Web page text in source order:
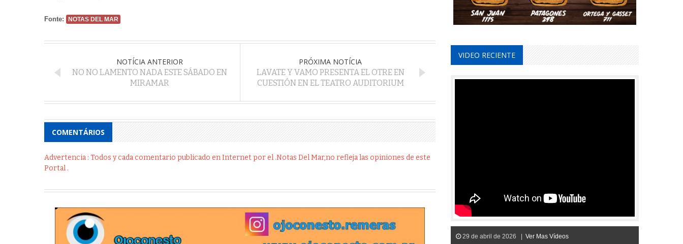
Fonte: NOTAS DEL MAR
NOTÍCIA ANTERIOR
NO NO LAMENTO NADA ESTE SÁBADO EN
MIRAMAR
PRÓXIMA NOTÍCIA
LAVATE Y VAMO PRESENTA EL OTRE EN
CUESTIÓN EN EL TEATRO AUDITORIUM
COMENTÁRIOS
Advertencia : Todos y cada comentario publicado en Internet por el .Notas Del Mar,no refleja las opiniones de este
Portal .
VIDEO RECIENTE
29 de abril de 2026 | Ver Mas Vídeos